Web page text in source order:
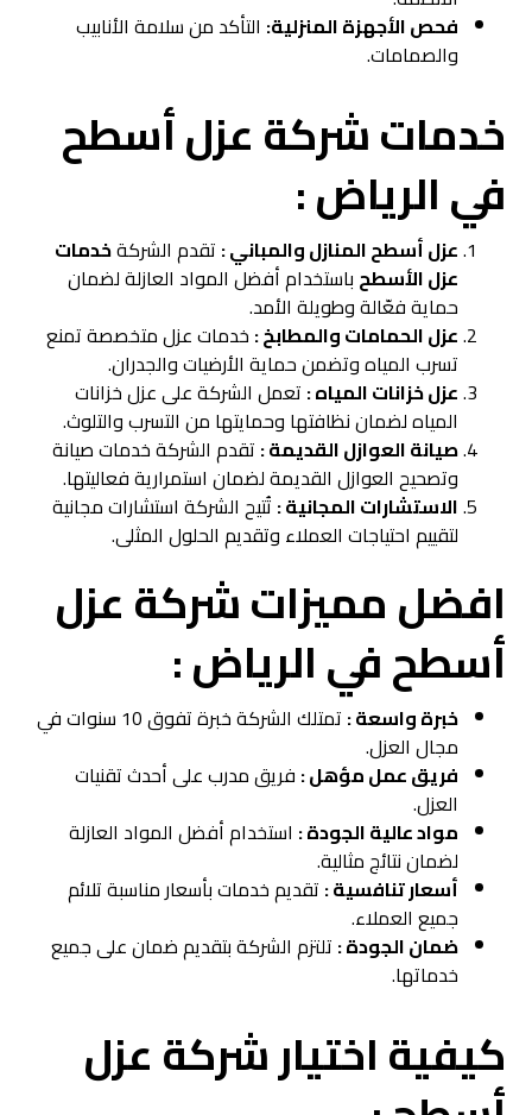
فحص الأجهزة المنزلية: التأكد من سلامة الأنابيب
والصمامات.
خدمات شركة عزل أسطح
في الرياض :
عزل أسطح المنازل والمباني : تقدم الشركةخدمات
عزل الأسطح باستخدام أفضل المواد العازلة لضمان
حماية فعّالة وطويلة الأمد.
عزل الحمامات والمطابخ : خدمات عزل متخصصة تمنع
تسرب المياه وتضمن حماية الأرضيات والجدران.
عزل خزانات المياه : تعمل الشركة على عزل خزانات
المياه لضمان نظافتها وحمايتها من التسرب والتلوث.
صيانة العوازل القديمة : تقدم الشركة خدمات صيانة
وتصحيح العوازل القديمة لضمان استمرارية فعاليتها.
الاستشارات المجانية : تُتيح الشركة استشارات مجانية
لتقييم احتياجات العملاء وتقديم الحلول المثلى.
افضل مميزات شركة عزل
أسطح في الرياض :
خبرة واسعة :
تمتلك الشركة خبرة تفوق 10 سنوات في
مجال العزل.
فريق عمل مؤهل : فريق مدرب على أحدث تقنيات
العزل.
مواد عالية الجودة : استخدام أفضل المواد العازلة
لضمان نتائج مثالية.
أسعار تنافسية : تقديم خدمات بأسعار مناسبة تلائم
جميع العملاء.
ضمان الجودة : تلتزم الشركة بتقديم ضمان على جميع
خدماتها.
كيفية اختيار شركة عزل